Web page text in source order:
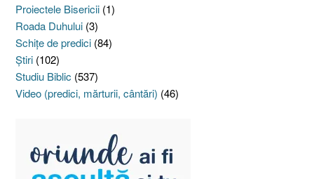
Proiectele Bisericii (1)
Roada Duhului (3)
Schiţe de predici (84)
Ştiri (102)
Studiu Biblic (537)
Video (predici, mărturii, cântări) (46)